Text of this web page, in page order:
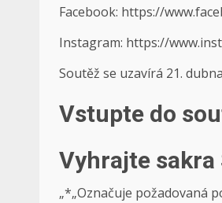
Facebook: https://
Instagram: https://
Soutěž se uzavírá 21.
Vstupte do
Vyhrajte sakra
„*„Označuje požadovaná